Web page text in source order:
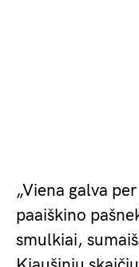
„Viena galva
paaiškino
smulkiai,